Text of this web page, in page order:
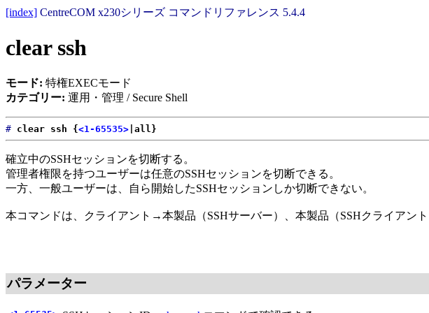
[index] CentreCOM x230シリーズ コマンドリファレンス 5.4.4
clear ssh
モード: 特権EXECモード
カテゴリー: 運用・管理 / Secure Shell
# clear ssh {<1-65535> |all}
確立中のSSHセッションを切断する。
管理者権限を持つユーザーは任意のSSHセッションを切断できる。
一方、一般ユーザーは、自ら開始したSSHセッションしか切断できない。
本コマンドは、クライアント→本製品（SSHサーバー）、本製品（SSHクライアン
パラメーター